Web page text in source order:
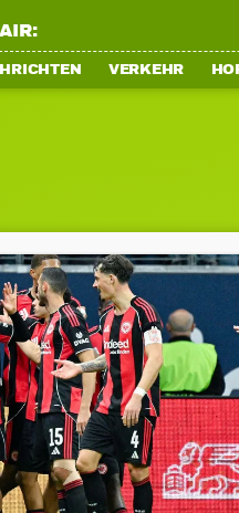
VERKEHR